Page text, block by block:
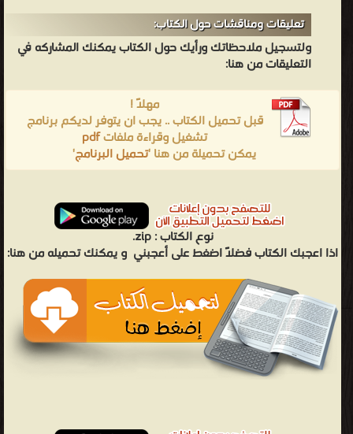
تعليقات ومناقشات حول الكتاب:
ولتسجيل ملاحظاتك ورأيك حول الكتاب يمكنك المشاركه في
التعليقات من هنا:
مهلاً !
قبل تحميل الكتاب .. يجب ان يتوفر لديكم برنامج
تشغيل وقراءة ملفاتpdf
يمكن تحميلة من هنا 'تحميل البرنامج'
نوع الكتاب :zip.
اذا اعجبك الكتاب فضلاً اضغط على أعجبني و يمكنك تحميله من هنا: